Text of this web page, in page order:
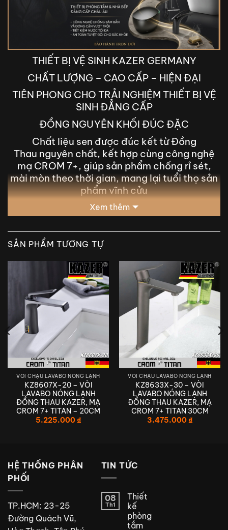
THIẾT BỊ VỆ SINH KAZER GERMANY
CHẤT LƯỢNG – CAO CẤP – HIỆN ĐẠI
TIÊN PHONG CHO TRẢI NGHIỆM THIẾT BỊ VỆ
SINH ĐẲNG CẤP
ĐỒNG NGUYÊN KHỐI ĐÚC ĐẶC
Chất liệu sen được đúc kết từ Đồng
Thau nguyên chất, kết hợp cùng công nghệ
mạ CROM 7+, giúp sản phẩm chống rỉ sét,
mài mòn theo thời gian, mang lại tuổi thọ sản
phẩm vĩnh cửu
Xem thêm
SẢN PHẨM TƯƠNG TỰ
VÒI CHẬU LAVABO NÓNG LẠNH
KZ8607X-20 – VÒI
LAVABO NÓNG LẠNH
ĐỒNG THAU KAZER, MẠ
CROM 7+ TITAN – 20CM
5.225.000₫
VÒI CHẬU LAVABO NÓNG LẠNH
KZ8633X-30 – VÒI
LAVABO NÓNG LẠNH
ĐỒNG THAU KAZER, MẠ
CROM 7+ TITAN 30CM
3.475.000₫
HỆ THỐNG PHÂN
PHỐI
TP.HCM: 23-25
Đường Quách Vũ,
TIN TỨC
08
Th1
Thiết
kế
phòng
tắm